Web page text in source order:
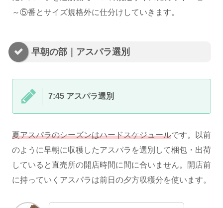
～⑤番とサイズ規格外に仕分けしていきます。
早朝の部｜アスパラ選別
7:45 アスパラ選別
夏アスパラのシーズンはハードスケジュールです。以前
のように早朝に収穫したアスパラを選別して梱包・出荷
していると直売所の開店時間に間に合いません。開店前
に持っていくアスパラは前日の夕方収穫分を使います。